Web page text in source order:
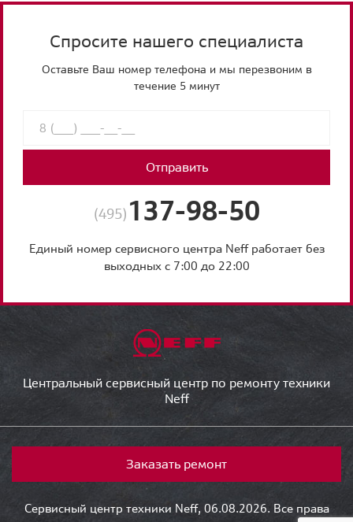
Спросите нашего специалиста
Оставьте Ваш номер телефона и мы перезвоним в
течение 5 минут
Отправить
(495) 137-98-50
Единый номер сервисного центра Neff работает без
выходных с 7:00 до 22:00
Центральный сервисный центр по ремонту техники
Neff
Заказать ремонт
Сервисный центр техники Neff, 06.08.2026. Все права